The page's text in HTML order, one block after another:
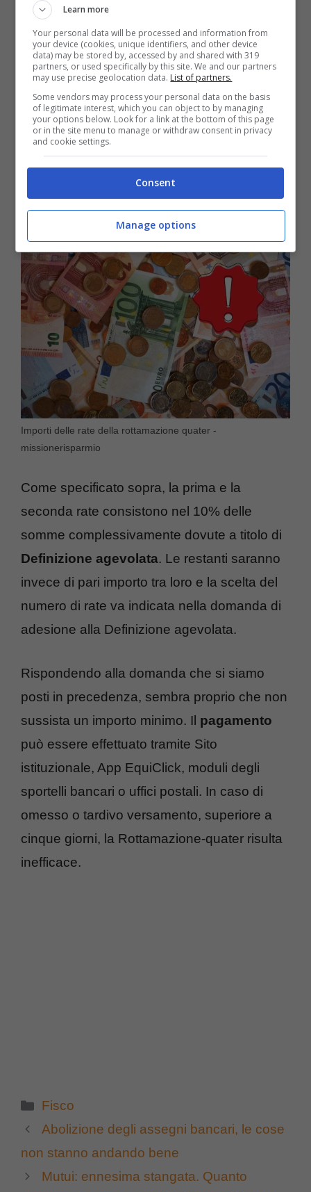
anni, di cui le prime scadono il 31 luglio e il
30 novembre 2023.
Importi delle rate della rottamazione quater -
missionerisparmio
Come specificato sopra, la prima e la
seconda rate consistono nel 10% delle
somme complessivamente dovute a titolo di
Definizione agevolata. Le restanti saranno
invece di pari importo tra loro e la scelta del
numero di rate va indicata nella domanda di
adesione alla Definizione agevolata.
Rispondendo alla domanda che si siamo
posti in precedenza, sembra proprio che non
sussista un importo minimo. Il pagamento
può essere effettuato tramite Sito
istituzionale, App EquiClick, moduli degli
sportelli bancari o uffici postali. In caso di
omesso o tardivo versamento, superiore a
cinque giorni, la Rottamazione-quater risulta
inefficace.
Categorie
Fisco
Abolizione degli assegni bancari, le cose
non stanno andando bene
Mutui: ennesima stangata. Quanto
Learn more
Your personal data will be processed and information from
your device (cookies, unique identifiers, and other device
data) may be stored by, accessed by and shared with 319
partners, or used specifically by this site. We and our partners
may use precise geolocation data. List of partners.
Some vendors may process your personal data on the basis
of legitimate interest, which you can object to by managing
your options below. Look for a link at the bottom of this page
or in the site menu to manage or withdraw consent in privacy
and cookie settings.
Consent
Manage options